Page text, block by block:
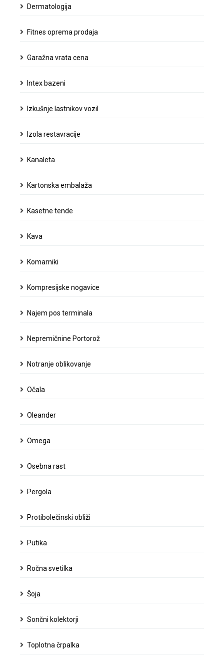
Dermatologija
Fitnes oprema prodaja
Garažna vrata cena
Intex bazeni
Izkušnje lastnikov vozil
Izola restavracije
Kanaleta
Kartonska embalaža
Kasetne tende
Kava
Komarniki
Kompresijske nogavice
Najem pos terminala
Nepremičnine Portorož
Notranje oblikovanje
Očala
Oleander
Omega
Osebna rast
Pergola
Protibolečinski obliži
Putika
Ročna svetilka
Šoja
Sončni kolektorji
Toplotna črpalka